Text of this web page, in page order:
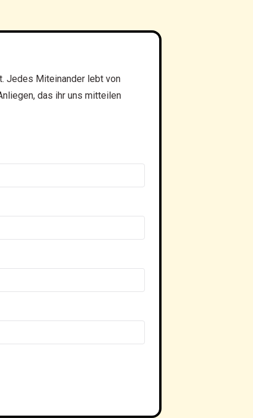
Jedes Miteinander lebt von
das ihr uns mitteilen